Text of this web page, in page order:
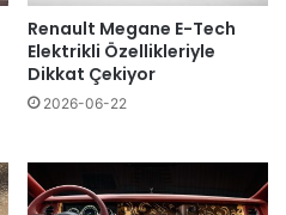
Renault Megane E-Tech
Elektrikli Özellikleriyle
Dikkat Çekiyor
2026-06-22